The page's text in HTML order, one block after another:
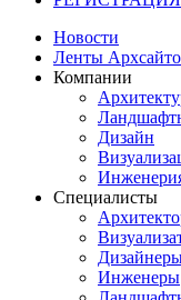
Новости
Ленты
Компании
Дизайн
Специалисты
Инженеры